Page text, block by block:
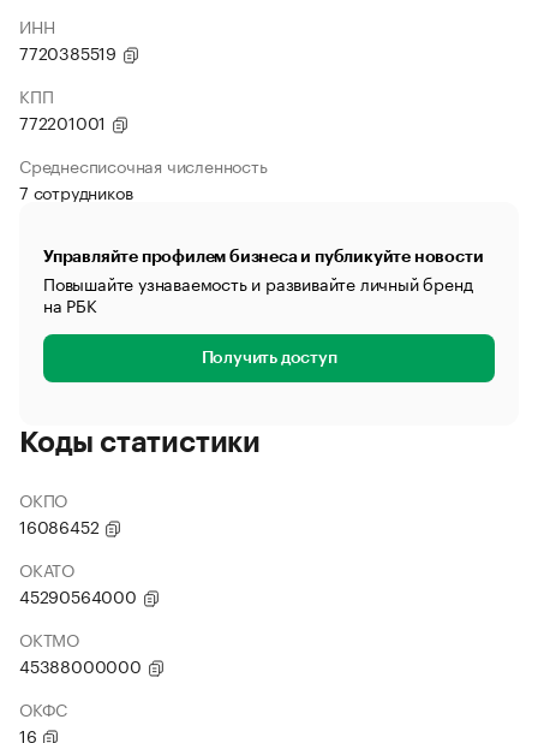
ИНН
7720385519
КПП
772201001
Среднесписочная численность
7 сотрудников
Управляйте профилем бизнеса и публикуйте новости
Повышайте узнаваемость и развивайте личный бренд
на РБК
Получить доступ
Коды статистики
ОКПО
16086452
ОКАТО
45290564000
ОКТМО
45388000000
ОКФС
16